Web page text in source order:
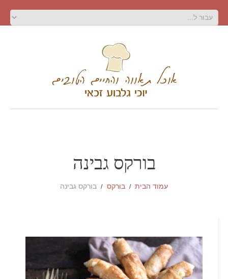
בורקס גבינה
עמוד הבית בורקס בורקס גבינה